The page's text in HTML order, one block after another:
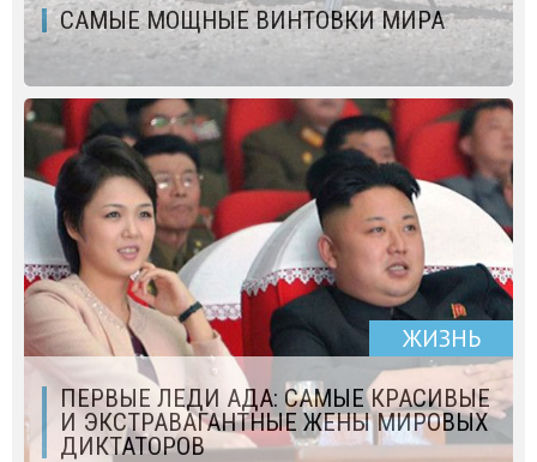
САМЫЕ МОЩНЫЕ ВИНТОВКИ МИРА
ЖИЗНЬ
ПЕРВЫЕ ЛЕДИ АДА: САМЫЕ КРАСИВЫЕ
И ЭКСТРАВАГАНТНЫЕ ЖЕНЫ МИРОВЫХ
ДИКТАТОРОВ